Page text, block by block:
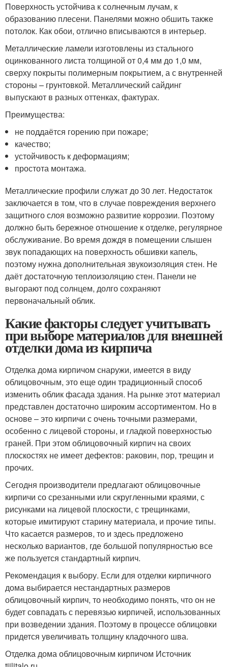
Поверхность устойчива к солнечным лучам, к
образованию плесени. Панелями можно обшить также
потолок. Как обои, отлично вписываются в интерьер.
Металлические ламели изготовлены из стального
оцинкованного листа толщиной от 0,4 мм до 1,0 мм,
сверху покрыты полимерным покрытием, а с внутренней
стороны – грунтовкой. Металлический сайдинг
выпускают в разных оттенках, фактурах.
Преимущества:
не поддаётся горению при пожаре;
качество;
устойчивость к деформациям;
простота монтажа.
Металлические профили служат до 30 лет. Недостаток
заключается в том, что в случае повреждения верхнего
защитного слоя возможно развитие коррозии. Поэтому
должно быть бережное отношение к отделке, регулярное
обслуживание. Во время дождя в помещении слышен
звук попадающих на поверхность обшивки капель,
поэтому нужна дополнительная звукоизоляция стен. Не
даёт достаточную теплоизоляцию стен. Панели не
выгорают под солнцем, долго сохраняют
первоначальный облик.
Какие факторы следует учитывать
при выборе материалов для внешней
отделки дома из кирпича
Отделка дома кирпичом снаружи, имеется в виду
облицовочным, это еще один традиционный способ
изменить облик фасада здания. На рынке этот материал
представлен достаточно широким ассортиментом. Но в
основе – это кирпичи с очень точными размерами,
особенно с лицевой стороны, и гладкой поверхностью
граней. При этом облицовочный кирпич на своих
плоскостях не имеет дефектов: раковин, пор, трещин и
прочих.
Сегодня производители предлагают облицовочные
кирпичи со срезанными или скругленными краями, с
рисунками на лицевой плоскости, с трещинками,
которые имитируют старину материала, и прочие типы.
Что касается размеров, то и здесь предложено
несколько вариантов, где большой популярностью все
же пользуется стандартный кирпич.
Рекомендация к выбору. Если для отделки кирпичного
дома выбирается нестандартных размеров
облицовочный кирпич, то необходимо понять, что он не
будет совпадать с перевязью кирпичей, использованных
при возведении здания. Поэтому в процессе облицовки
придется увеличивать толщину кладочного шва.
Отделка дома облицовочным кирпичом Источник